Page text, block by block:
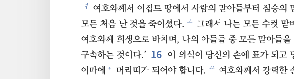
ㅕ 여호와께서 이집트 땅에서 사람의 맏아들부터 짐승의
모든 처음 난 것을 죽이셨다. ㅗ 그래서 나는 모든 수컷 맏
여호와께 희생으로 바치며, 나의 아들들 중 모든 맏아들을
구속하는 것이다.’ 16
이 의식이 당신의 손에 표가 되고
이마에 * 머리띠가 되어야 합니다. ㅛ 여호와께서 강력한